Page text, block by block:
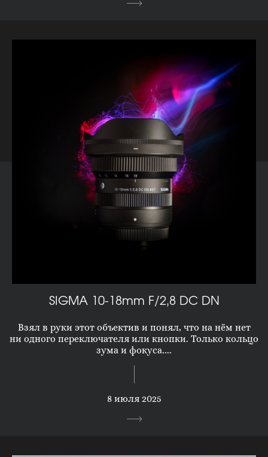
SIGMA 10-18mm F/2,8 DC DN
Взял в руки этот объектив и понял, что на нём нет
ни одного переключателя или кнопки. Только кольцо
зума и фокуса....
8 июля 2025